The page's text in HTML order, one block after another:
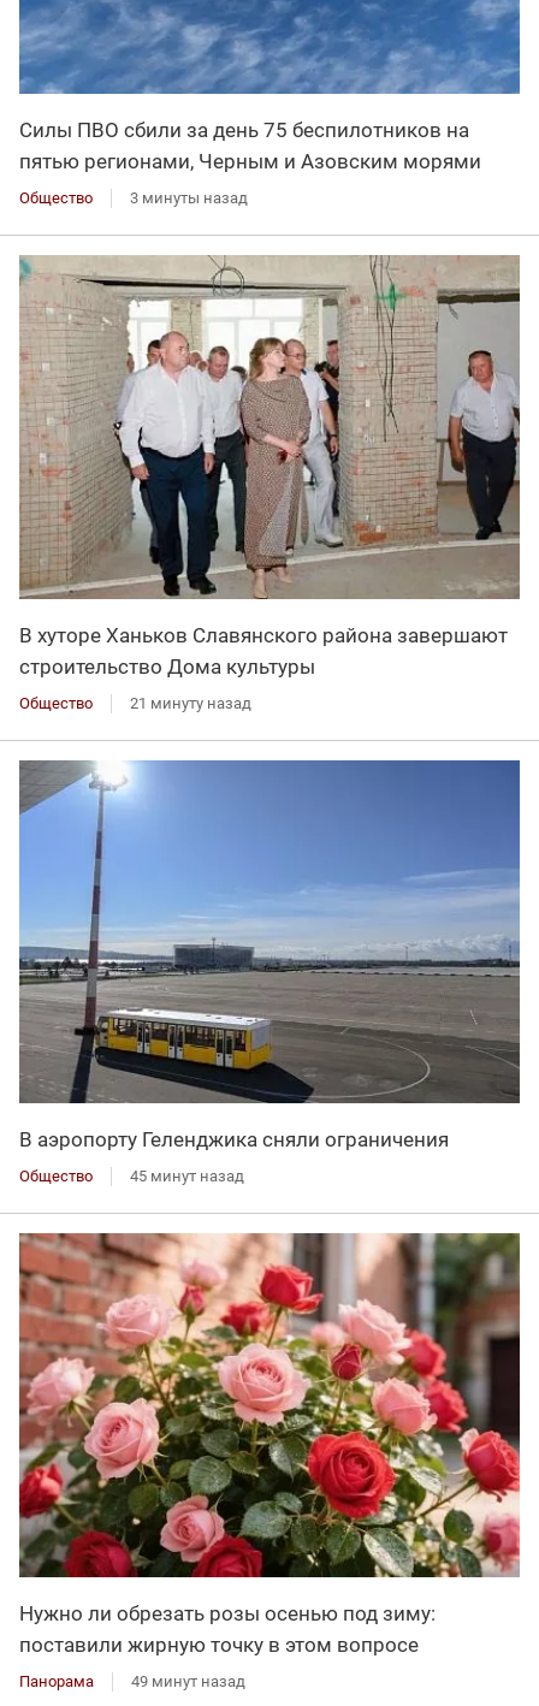
Силы ПВО сбили за день 75 беспилотников на
пятью регионами, Черным и Азовским морями
Общество 3 минуты назад
В хуторе Ханьков Славянского района завершают
строительство Дома культуры
Общество 21 минуту назад
В аэропорту Геленджика сняли ограничения
Общество 45 минут назад
Нужно ли обрезать розы осенью под зиму:
поставили жирную точку в этом вопросе
Панорама 49 минут назад